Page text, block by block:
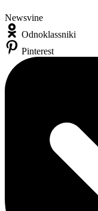
Newsvine
Odnoklassniki
Pinterest